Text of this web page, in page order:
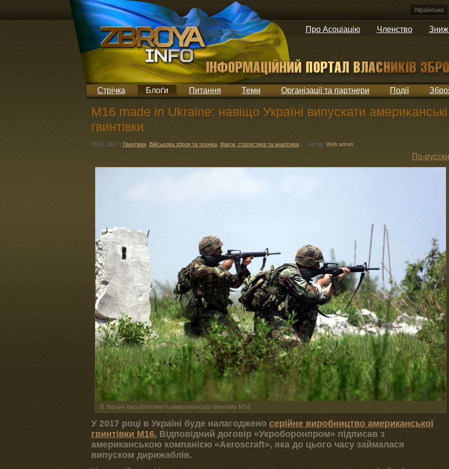
Українська
Про Асоціацію Членство
Стрічка Блоґи Питання Теми Організації та партнери Події
М16 made in Ukraine: навіщо Україні випускати американські
гвинтівки
06.01.2017 | Гвинтівки Військова зброя та техніка Факти, статистика та аналітика | Автор: Web admin
По-русски
В Україні вироблятимуть американську гвинтівку M16
У 2017 році в Україні буде налагоджено серійне виробництво американської
гвинтівки М16. Відповідний договір «Укроборонпром» підписав з
американською компанією «Aeroscraft», яка до цього часу займалася
випуском дирижаблів.